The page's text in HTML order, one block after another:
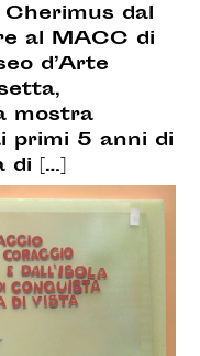
dal
al MACC di
d’Arte
mostra
primi 5 anni di
di […]